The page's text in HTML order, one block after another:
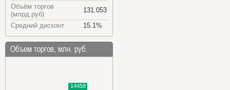
Объём торгов
(млрд.руб)
131.053
Средний дисконт
15.1%
Объем торгов, млн. руб.
14458